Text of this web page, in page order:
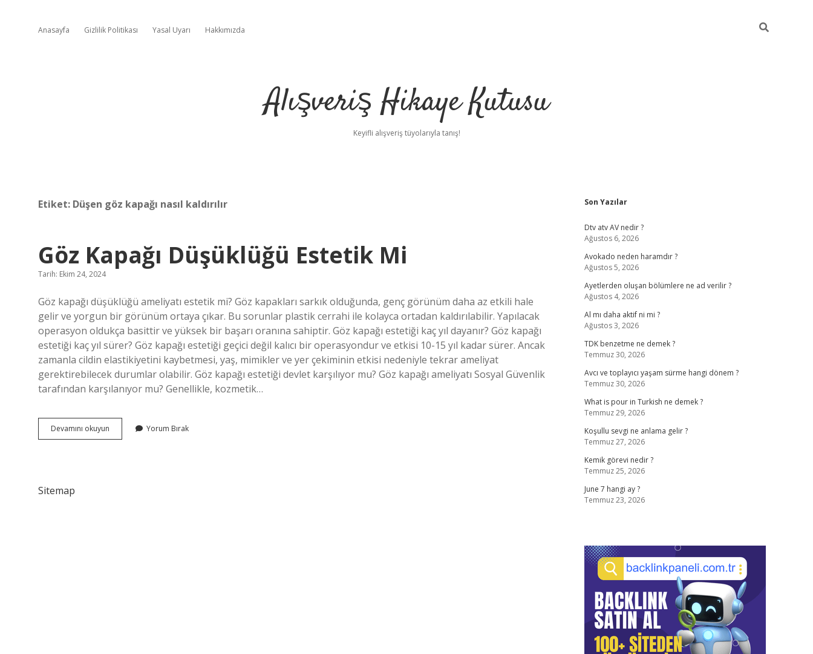
Anasayfa Gizlilik Politikası Yasal Uyarı Hakkımızda
Alışveriş Hikaye Kutusu
Keyifli alışveriş tüyolarıyla tanış!
Etiket: Düşen göz kapağı nasıl kaldırılır
Göz Kapağı Düşüklüğü Estetik Mi
Tarih: Ekim 24, 2024
Göz kapağı düşüklüğü ameliyatı estetik mi? Göz kapakları sarkık olduğunda, genç görünüm daha az etkili hale
gelir ve yorgun bir görünüm ortaya çıkar. Bu sorunlar plastik cerrahi ile kolayca ortadan kaldırılabilir. Yapılacak
operasyon oldukça basittir ve yüksek bir başarı oranına sahiptir. Göz kapağı estetiği kaç yıl dayanır? Göz kapağı
estetiği kaç yıl sürer? Göz kapağı estetiği geçici değil kalıcı bir operasyondur ve etkisi 10-15 yıl kadar sürer. Ancak
zamanla cildin elastikiyetini kaybetmesi, yaş, mimikler ve yer çekiminin etkisi nedeniyle tekrar ameliyat
gerektirebilecek durumlar olabilir. Göz kapağı estetiği devlet karşılıyor mu? Göz kapağı ameliyatı Sosyal Güvenlik
tarafından karşılanıyor mu? Genellikle, kozmetik…
Devamını okuyun
Kapağı
Yorum Bırak
Sitemap
Sidebar
Son Yazılar
Dtv atv AV nedir ?
Ağustos 6, 2026
Avokado neden haramdır ?
Ağustos 5, 2026
Ayetlerden oluşan bölümlere ne ad verilir ?
Ağustos 4, 2026
Al mı daha aktif ni mi ?
Ağustos 3, 2026
TDK benzetme ne demek ?
Temmuz 30, 2026
Avcı ve toplayıcı yaşam sürme hangi dönem ?
Temmuz 30, 2026
What is pour in Turkish ne demek ?
Temmuz 29, 2026
Koşullu sevgi ne anlama gelir ?
Temmuz 27, 2026
Kemik görevi nedir ?
Temmuz 25, 2026
June 7 hangi ay ?
Temmuz 23, 2026